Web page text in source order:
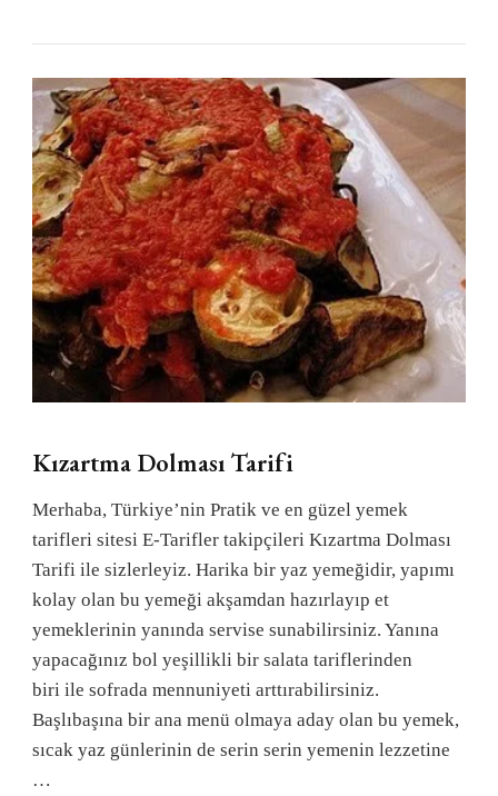
Kızartma Dolması Tarifi
Merhaba, Türkiye’nin Pratik ve en güzel yemek
tarifleri sitesi E-Tarifler takipçileri Kızartma Dolması
Tarifi ile sizlerleyiz. Harika bir yaz yemeğidir, yapımı
kolay olan bu yemeği akşamdan hazırlayıp et
yemeklerinin yanında servise sunabilirsiniz. Yanına
yapacağınız bol yeşillikli bir salata tariflerinden
biri ile sofrada mennuniyeti arttırabilirsiniz.
Başlıbaşına bir ana menü olmaya aday olan bu yemek,
sıcak yaz günlerinin de serin serin yemenin lezzetine
…